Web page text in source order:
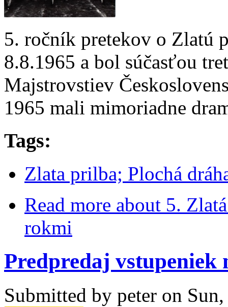
5. ročník pretekov o Zlatú
8.8.1965 a bol súčasťou
Majstrovstiev
1965 mali mimoriadne
Tags:
Zlata prilba; Plochá
Read more about 5.
rokmi
Predpredaj
Submitted by peter on